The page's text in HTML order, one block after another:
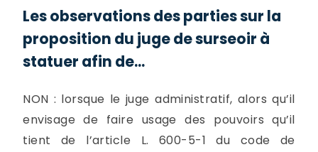
Les observations des parties sur la
proposition du juge de surseoir à
statuer afin de...
NON : lorsque le juge administratif, alors qu’il
envisage de faire usage des pouvoirs qu’il
tient de l’article L. 600-5-1 du code de